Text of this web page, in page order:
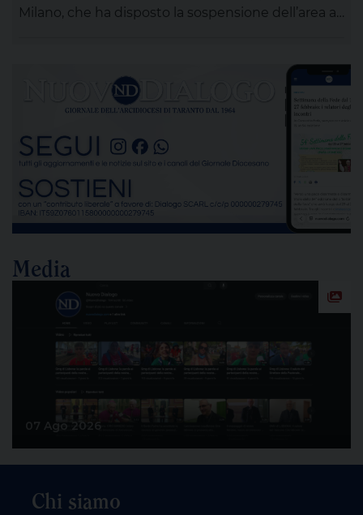
Milano, che ha disposto la sospensione dell’area a
alla completa bonifica dell’amianto e alla riduzione
delle emissioni di polveri sottili, rappresenta un
passaggio destinato a segnare la lunga vicenda
dello stabilimento siderurgico. Una pronuncia che
[…]
Media
Chi siamo